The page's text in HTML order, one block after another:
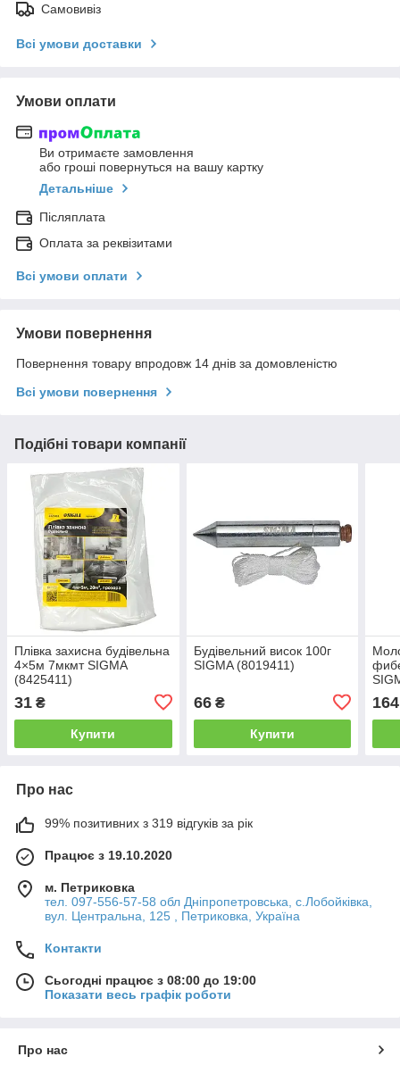
Самовивіз
Всі умови доставки
Умови оплати
Ви отримаєте замовлення
або гроші повернуться на вашу картку
Детальніше
Післяплата
Оплата за реквізитами
Всі умови оплати
Умови повернення
Повернення товару впродовж 14 днів за домовленістю
Всі умови повернення
Подібні товари компанії
Плівка захисна будівельна
4×5м 7мкмт SIGMA
(8425411)
31 ₴
Купити
Будівельний висок 100г
SIGMA (8019411)
66₴
Купити
164
Про нас
99% позитивних з 319 відгуків за рік
Працює з 19.10.2020
м. Петриковка
тел. 097-556-57-58 обл Дніпропетровська, с.Лобойківка,
вул. Центральна, 125 , Петриковка, Україна
Контакти
Сьогодні працює з 08:00 до 19:00
Показати весь графік роботи
Про нас